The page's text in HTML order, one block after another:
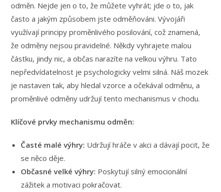
odměn. Nejde jen o to, že můžete vyhrát; jde o to, jak
často a jakým způsobem jste odměňováni. Vývojáři
využívají principy proměnlivého posilování, což znamená,
že odměny nejsou pravidelné. Někdy vyhrajete malou
částku, jindy nic, a občas narazíte na velkou výhru. Tato
nepředvídatelnost je psychologicky velmi silná. Náš mozek
je nastaven tak, aby hledal vzorce a očekával odměnu, a
proměnlivé odměny udržují tento mechanismus v chodu.
Klíčové prvky mechanismu odměn:
Časté malé výhry: Udržují hráče v akci a dávají pocit, že
se něco děje.
Občasné velké výhry: Poskytují silný emocionální
zážitek a motivaci pokračovat.